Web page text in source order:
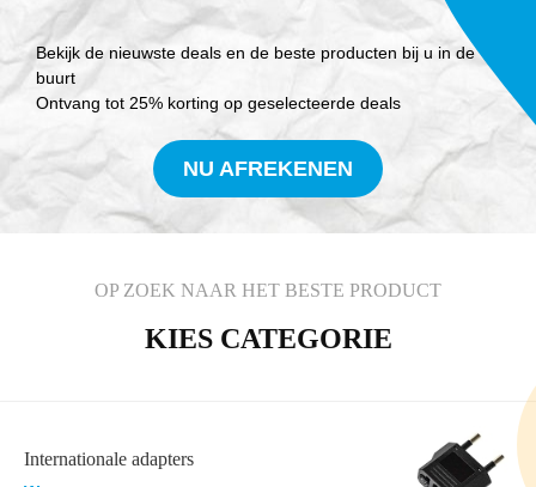
Bekijk de nieuwste deals en de beste producten bij u in de
buurt
Ontvang tot 25% korting op geselecteerde deals
NU AFREKENEN
OP ZOEK NAAR HET BESTE PRODUCT
KIES CATEGORIE
Internationale adapters